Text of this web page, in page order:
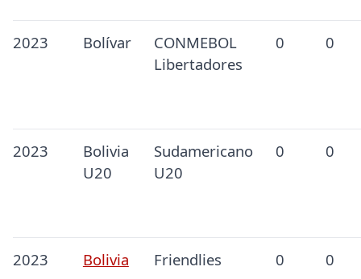
2023 Bolívar
CONMEBOL
Libertadores
0 0
2023
Bolivia
U20
Sudamericano
U20
0 0
2023 Bolivia Friendlies 0 0